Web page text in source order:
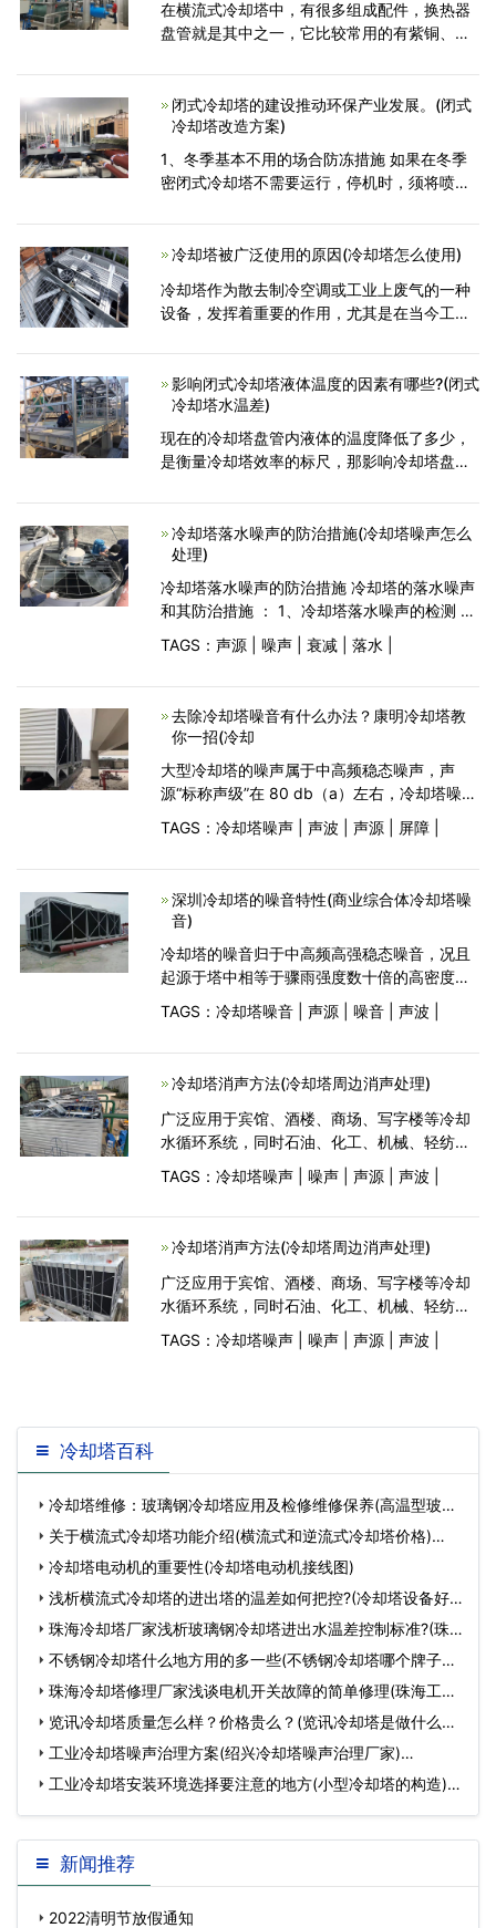
在横流式冷却塔中，有很多组成配件，换热器
盘管就是其中之一，它比较常用的有紫铜、不
性也是不同的。但不管用的是哪一种才会的盘
管，都需要经严格的质
闭式冷却塔的建设推动环保产业发展。(闭式
冷却塔改造方案)
1、冬季基本不用的场合防冻措施 如果在冬季
密闭式冷却塔不需要运行，停机时，须将喷淋
上采用立体倾斜式结构，确保了流水畅通和排
空干净。换热器
冷却塔被广泛使用的原因(冷却塔怎么使用)
冷却塔作为散去制冷空调或工业上废气的一种
设备，发挥着重要的作用，尤其是在当今工业
高的情况下，注重节能环保，成为现在越来越
多人们的追求。 工
影响闭式冷却塔液体温度的因素有哪些?(闭式
冷却塔水温差)
现在的冷却塔盘管内液体的温度降低了多少，
是衡量冷却塔效率的标尺，那影响冷却塔盘管
题，正规的闭式冷却塔制造厂家，根据多年的
实践，得出了许多重要因素
冷却塔落水噪声的防治措施(冷却塔噪声怎么
处理)
冷却塔落水噪声的防治措施 冷却塔的落水噪声
和其防治措施 ： 1、冷却塔落水噪声的检测 在
距进风口底缘即一般倒t形塔基的水池边沿5m
处，测高点 1.2 m[1]，测得的一些自然通风冷
TAGS： 声源| 噪声| 衰减| 落水
去除冷却塔噪音有什么办法？康明冷却塔教
你一招(冷却
大型冷却塔的噪声属于中高频稳态噪声，声
源“标称声级”在 80 db（a）左右，冷却塔噪声
的治理目标原则上应是将受噪声干扰的受声点
噪声级控制在相应于当地环境的噪声国家标准
TAGS： 冷却塔噪声| 声波 声源| 屏障|
深圳冷却塔的噪音特性(商业综合体冷却塔噪
音)
冷却塔的噪音归于中高频高强稳态噪音，况且
起源于塔中相等于骤雨强度数十倍的高密度落
水对于池水的大花脸积陆续性间接撞击。一般
因为双直线冷却塔的声源宏大声功率级强，频
TAGS： 冷却塔噪音| 声源| 噪音| 声波
冷却塔消声方法(冷却塔周边消声处理)
广泛应用于宾馆、酒楼、商场、写字楼等冷却
水循环系统，同时石油、化工、机械、轻纺、
食品、发电、冶金等工业部门也大量使用
TAGS： 冷却塔噪声| 噪声| 声源| 声波
冷却塔消声方法(冷却塔周边消声处理)
广泛应用于宾馆、酒楼、商场、写字楼等冷却
水循环系统，同时石油、化工、机械、轻纺、
食品、发电、冶金等工业部门也大量使用
TAGS： 冷却塔噪声| 噪声| 声源| 声波
冷却塔百科
冷却塔维修：玻璃钢冷却塔应用及检修维修保养(高温型玻璃
钢冷却塔型号)…
关于横流式冷却塔功能介绍(横流式和逆流式冷却塔价格)…
冷却塔电动机的重要性(冷却塔电动机接线图)
浅析横流式冷却塔的进出塔的温差如何把控?(冷却塔设备好
坏判断)…
珠海冷却塔厂家浅析玻璃钢冷却塔进出水温差控制标准?(珠
海玻璃钢横流…
不锈钢冷却塔什么地方用的多一些(不锈钢冷却塔哪个牌子好)
… 珠海冷却塔修理厂家浅谈电机开关故障的简单修理(珠海工业
冷却塔维修)…
览讯冷却塔质量怎么样？价格贵么？(览讯冷却塔是做什么的)
… 工业冷却塔噪声治理方案(绍兴冷却塔噪声治理厂家)…
工业冷却塔安装环境选择要注意的地方(小型冷却塔的构造)…
新闻推荐
2022清明节放假通知